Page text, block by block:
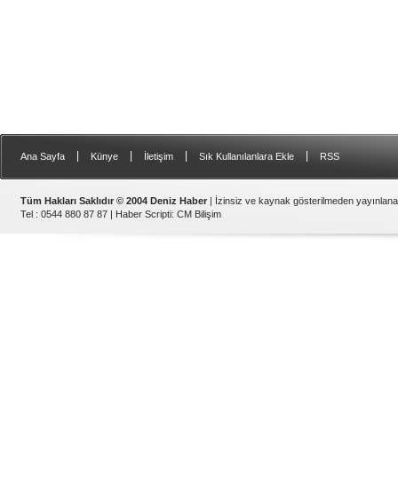
Ana Sayfa Künye İletişim Sık Kullanılanlara Ekle RSS
Tüm Hakları Saklıdır © 2004 Deniz Haber | İzinsiz ve kaynak gösterilmeden
Tel : 0544 880 87 87 | Haber Scripti: CM Bilişim